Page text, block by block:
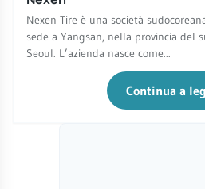
Nexen Tire è una società
sede a Yangsan, nella provincia del
Seoul. L’azienda nasce come...
Continua a